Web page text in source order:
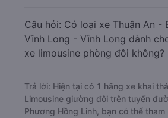
Câu hỏi: Có loại xe Thuận An -
Vĩnh Long - Vĩnh Long dành
xe limousine phòng đôi không?
Trả lời: Hiện tại có 1 hãng xe khai
Limousine giường đôi trên tuyến
Phương Hồng Linh, bạn có thể